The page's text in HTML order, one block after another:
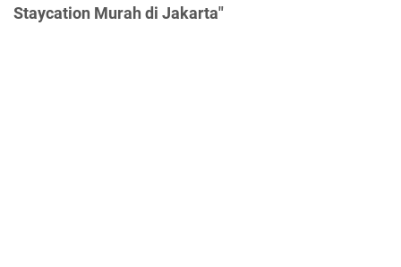
Staycation Murah di Jakarta"